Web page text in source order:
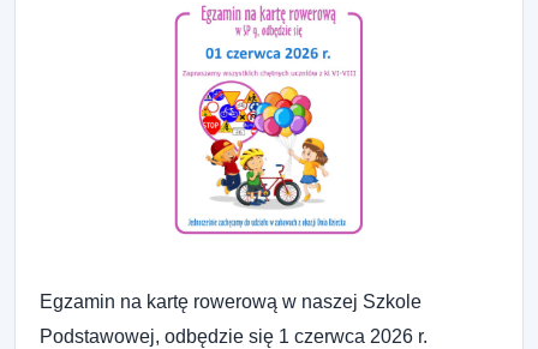
Egzamin na kartę rowerową w naszej Szkole
Podstawowej, odbędzie się 1 czerwca 2026 r.